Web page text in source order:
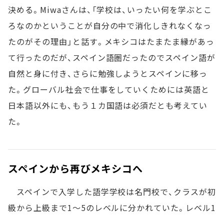
決める。Miwaさんは、「学校は、いったい何を学ぶとこ
ろなのかということが自分の中で消化しきれなくなっ
たのがその理由」と話す。メキシコはたまたま縁があっ
て行ったのだが、スペイン語圏だったのでスペイン語が
自然と身に付き、さらに勉強しようとスペインに移っ
た。グローバル社会で仕事をしていくためには英語と
日本語以外にも、もう１カ国語は必須だとも考えてい
た。
スペインから再びメキシコへ
スペインで入学した語学学校は名門校で、クラスが初
級から上級まで1～5のレベルに分かれていた。レベル1